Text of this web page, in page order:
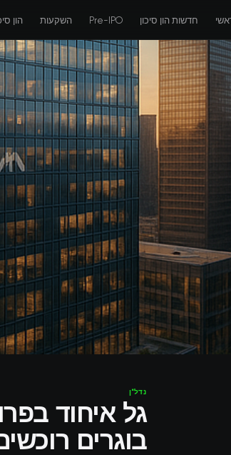
חדשות הון סיכון Pre-IPO השקעות הון
נדל"ן
גל איחוד
בוגרים